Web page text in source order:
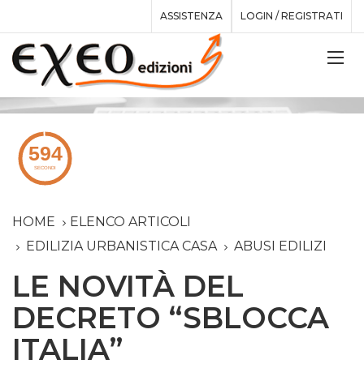
ASSISTENZA LOGIN / REGISTRATI
HOME
ELENCO ARTICOLI
EDILIZIA URBANISTICA CASA
ABUSI EDILIZI
LE NOVITÀ DEL
DECRETO “SBLOCCA
ITALIA”